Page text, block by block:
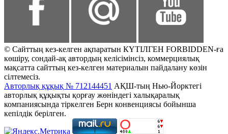
© Сайттың кез-келген ақпаратын КҮТІЛГЕН FORBIDDEN-ға
көшіру, сондай-ақ автордың келісімінсіз, коммерциялық
мақсатта сайттың кез-келген материалын пайдалану көзін
сілтемесіз.
Авторлық құқық № 712144451 АҚШ-тың Нью-Йорктегі
авторлық құқықты қорғау жөніндегі халықаралық
компаниясында тіркелген Берн конвенциясы бойынша
кепілдік берілген.